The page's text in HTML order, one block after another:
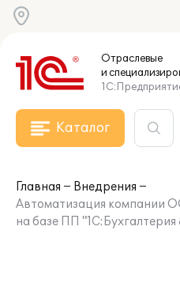
Отраслевые
и
Каталог
Главная
Внедрения
Автоматизация компании
на базе ПП "1С:Бухгалтерия